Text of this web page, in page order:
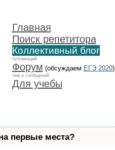
Главная
Поиск репетитора
Коллективный блог
публикаций
Форум (обсуждаем ЕГЭ 2020)
тем и сообщений
Для учебы
первые места?